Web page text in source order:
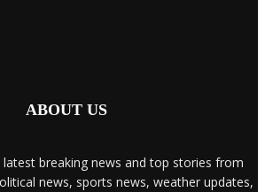
ABOUT US
latest breaking news and top stories from
news, sports news, weather updates,